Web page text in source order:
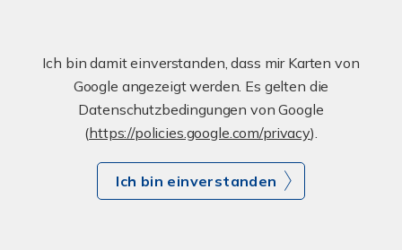
Ich bin damit einverstanden, dass mir Karten von
Google angezeigt werden. Es gelten die
Datenschutzbedingungen von Google
(https://policies.google.com/privacy).
Ich bin einverstanden